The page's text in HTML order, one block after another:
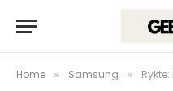
Home » Samsung » Rykte: